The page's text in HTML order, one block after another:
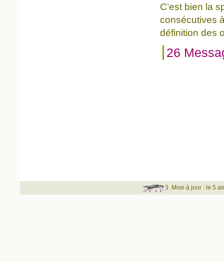
C’est bien la
consécutives
définition des
26
3 Mise à jour : le 5